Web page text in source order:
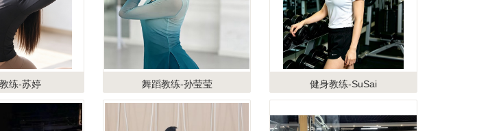
练-苏婷 舞蹈教练-孙莹莹 健身教练-SuSai